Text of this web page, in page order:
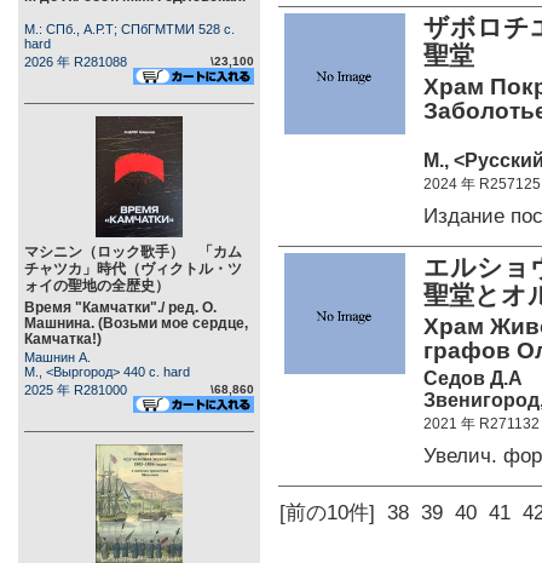
М.: СПб., А.Р.Т; СПбГМТМИ 528 c.
hard
2026 年 R281088
\23,100
マシニン（ロック歌手） 「カム
チャツカ」時代（ヴィクトル・ツ
ォイの聖地の全歴史）
Время "Камчатки"./ ред. О.
Машнина. (Возьми мое сердце,
Камчатка!)
Машнин А.
М., <Выргород> 440 c. hard
2025 年 R281000
\68,860
ザボロチ
聖堂
Храм
М.,
2024 年 R257125
Издание
エルショ
聖堂とオ
Храм
графов
Седов Д.А
2021 年 R271132
Увелич.
[前の10件] 38 39 40 41